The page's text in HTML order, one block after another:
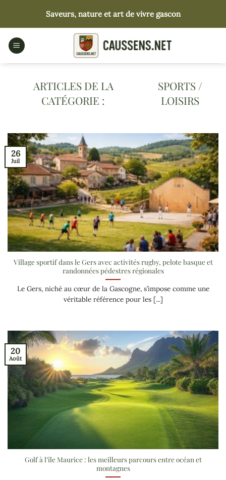
contenu
Saveurs, nature et art de vivre gascon
SPORTS /
LOISIRS
Village sportif dans le Gers avec activités rugby, pelote basque et
randonnées pédestres régionales
Le Gers, niché au cœur de la Gascogne, s’impose comme une
véritable référence pour les [...]
26
Juil
Golf à l’île Maurice : les meilleurs parcours entre océan et
montagnes
20
Août